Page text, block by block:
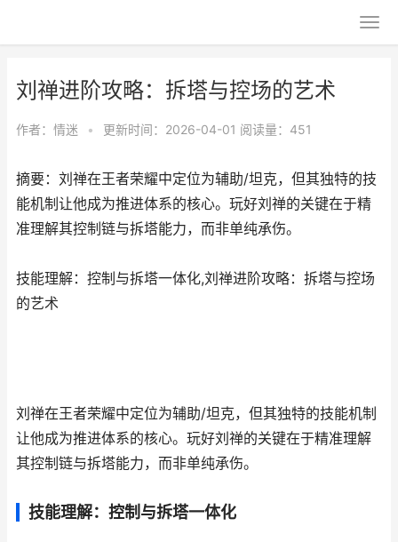
刘禅进阶攻略：拆塔与控场的艺术
作者： 情迷 • 更新时间：2026-04-01 阅读量：451
摘要：刘禅在王者荣耀中定位为辅助/坦克，但其独特的技
能机制让他成为推进体系的核心。玩好刘禅的关键在于精
准理解其控制链与拆塔能力，而非单纯承伤。
技能理解：控制与拆塔一体化,刘禅进阶攻略：拆塔与控场
的艺术
刘禅在王者荣耀中定位为辅助/坦克，但其独特的技能机制
让他成为推进体系的核心。玩好刘禅的关键在于精准理解
其控制链与拆塔能力，而非单纯承伤。
技能理解：控制与拆塔一体化